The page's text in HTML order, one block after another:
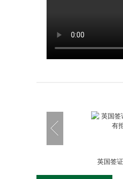
英国签